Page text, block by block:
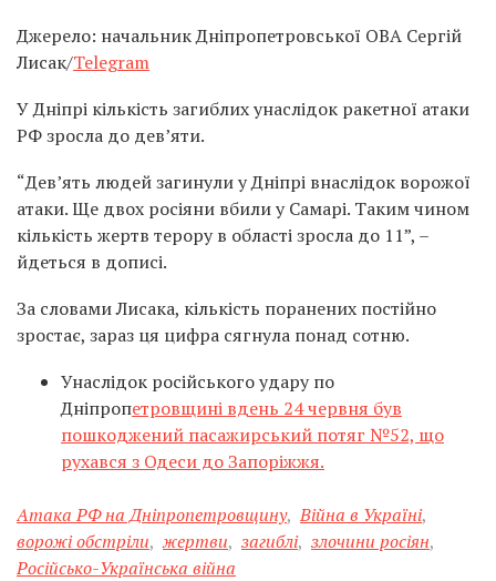
Джерело: начальник Дніпропетровської ОВА Сергій
Лисак/Telegram
У Дніпрі кількість загиблих унаслідок ракетної атаки
РФ зросла до дев’яти.
“Дев’ять людей загинули у Дніпрі внаслідок ворожої
атаки. Ще двох росіяни вбили у Самарі. Таким чином
кількість жертв терору в області зросла до 11”, –
йдеться в дописі.
За словами Лисака, кількість поранених постійно
зростає, зараз ця цифра сягнула понад сотню.
Унаслідок російського удару по
Дніпропетровщині вдень 24 червня був
пошкоджений пасажирський потяг №52, що
рухався з Одеси до Запоріжжя.
Атака РФ на Дніпропетровщину, Війна в Україні,
ворожі обстріли, жертви, загиблі, злочини росіян,
Російсько-Українська війна